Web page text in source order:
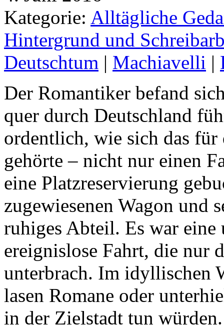
Kategorie: Alltägliche
Hintergrund und
Deutschtum | Machiavelli |
Der Romantiker befand
quer durch Deutschland
ordentlich, wie sich das für
gehörte – nicht nur einen
eine Platzreservierung
zugewiesenen Wagon und
ruhiges Abteil. Es war eine
ereignislose Fahrt, die nur
unterbrach. Im idyllischen
lasen Romane oder
in der Zielstadt tun würden.